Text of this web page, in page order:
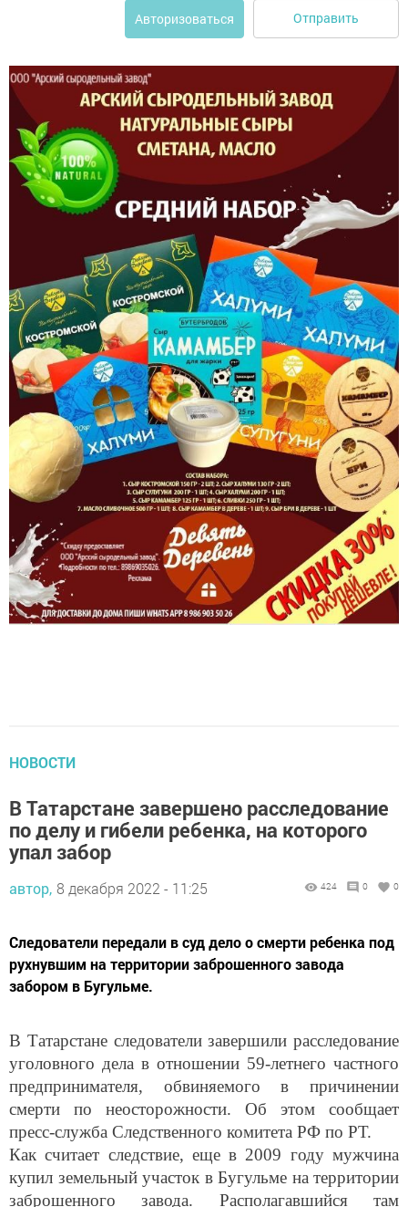
Авторизоваться Отправить
НОВОСТИ
В Татарстане завершено расследование
по делу и гибели ребенка, на которого
упал забор
автор, 8 декабря 2022 - 11:25 424 0 0
Следователи передали в суд дело о смерти ребенка под
рухнувшим на территории заброшенного завода
забором в Бугульме.
В Татарстане следователи завершили расследование
уголовного дела в отношении 59-летнего частного
предпринимателя, обвиняемого в причинении
смерти по неосторожности. Об этом сообщает
пресс-служба Следственного комитета РФ по РТ.
Как считает следствие, еще в 2009 году мужчина
купил земельный участок в Бугульме на территории
заброшенного завода. Располагавшийся там